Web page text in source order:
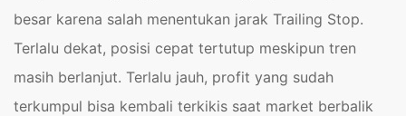
besar karena salah menentukan jarak Trailing Stop.
Terlalu dekat, posisi cepat tertutup meskipun tren
masih berlanjut. Terlalu jauh, profit yang sudah
terkumpul bisa kembali terkikis saat market berbalik